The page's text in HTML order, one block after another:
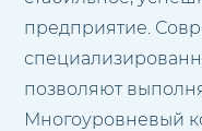
предприятие.
позволяют
Многоуровневый